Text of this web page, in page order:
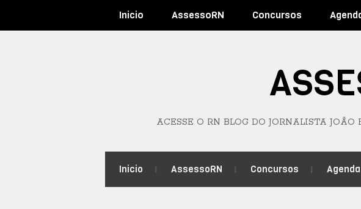
Inicio AssessoRN Concursos
ACESSE O RN BLOG DO JORNALISTA
Inicio AssessoRN Concursos